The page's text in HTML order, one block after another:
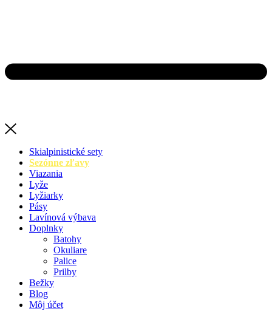
Skialpinistické sety
Sezónne zľavy
Viazania
Lyže
Lyžiarky
Pásy
Lavínová výbava
Doplnky
Batohy
Okuliare
Palice
Prilby
Bežky
Blog
Môj účet